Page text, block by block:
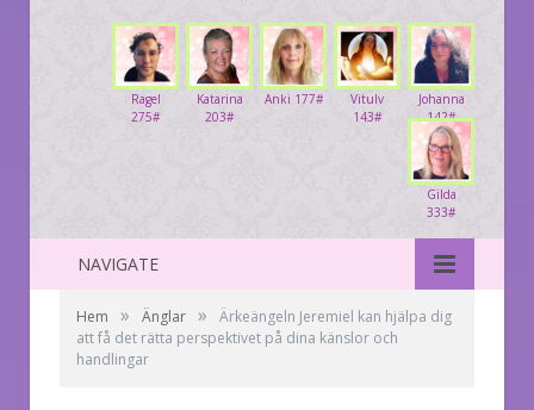
Johanna
142#
Vitulv
143#
Anki 177#
Katarina
203#
Ragel
275#
Gilda
333#
NAVIGATE
Hem » Änglar »
Ärkeängeln Jeremiel kan hjälpa dig
att få det rätta perspektivet på dina känslor och
handlingar